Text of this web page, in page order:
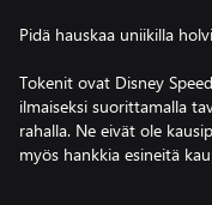
Pidä hauskaa uniikilla
Tokenit ovat Disney
ilmaiseksi suorittamalla
rahalla. Ne eivät ole
myös hankkia esineitä